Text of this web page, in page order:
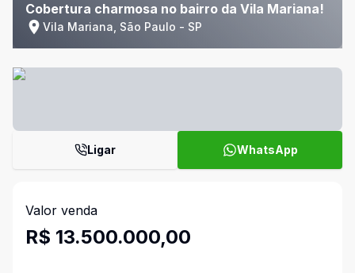
Cobertura charmosa no bairro da Vila Mariana!
Vila Mariana, São Paulo - SP
Ligar WhatsApp
Valor venda
R$ 13.500.000,00